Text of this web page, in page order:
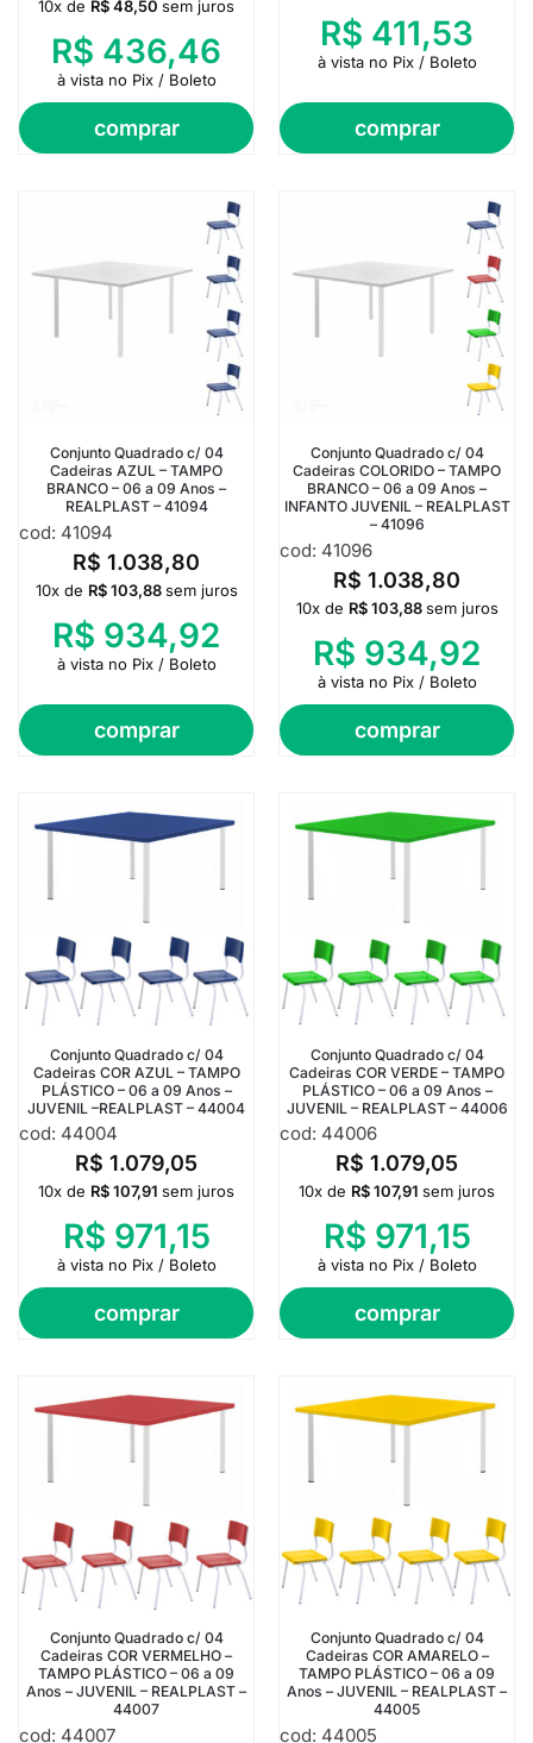
comprar
10x de R$48,50 sem juros
R$ 436,46
à vista no Pix / Boleto
comprar
R$ 411,53
à vista no Pix / Boleto
Conjunto Quadrado c/ 04
Cadeiras AZUL – TAMPO
BRANCO – 06 a 09 Anos –
REALPLAST – 41094
cod: 41094
R$ 1.038,80
comprar
10x de R$103,88 sem juros
R$ 934,92
à vista no Pix / Boleto
Conjunto Quadrado c/ 04
Cadeiras COLORIDO – TAMPO
BRANCO – 06 a 09 Anos –
INFANTO JUVENIL – REALPLAST
– 41096
cod: 41096
R$ 1.038,80
comprar
10x de R$103,88 sem juros
R$ 934,92
à vista no Pix / Boleto
Conjunto Quadrado c/ 04
Cadeiras COR AZUL – TAMPO
PLÁSTICO – 06 a 09 Anos –
JUVENIL –REALPLAST – 44004
cod: 44004
R$ 1.079,05
comprar
10x de R$107,91 sem juros
R$ 971,15
à vista no Pix / Boleto
Conjunto Quadrado c/ 04
Cadeiras COR VERDE – TAMPO
PLÁSTICO – 06 a 09 Anos –
JUVENIL – REALPLAST – 44006
cod: 44006
R$ 1.079,05
comprar
10x de R$107,91 sem juros
R$ 971,15
à vista no Pix / Boleto
Conjunto Quadrado c/ 04
Cadeiras COR VERMELHO –
TAMPO PLÁSTICO – 06 a 09
Anos – JUVENIL – REALPLAST –
44007
cod: 44007
Conjunto Quadrado c/ 04
Cadeiras COR AMARELO –
TAMPO PLÁSTICO – 06 a 09
Anos – JUVENIL – REALPLAST –
44005
cod: 44005